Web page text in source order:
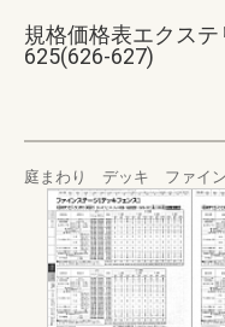
規格価格表エクス
625(626-627)
庭まわり デッキ ファイ